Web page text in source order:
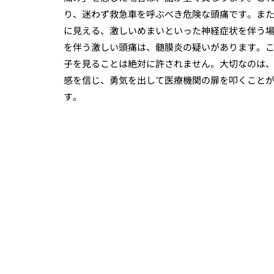
り、迷わず救急車を呼ぶべき危険な頭痛です。ま
に見える、激しいめまいといった神経症状を伴う
を伴う激しい頭痛は、髄膜炎の疑いがあります。
子を見ることは絶対に許されません。大切なのは
感を信じ、勇気を出して医療機関の扉を叩くこと
す。